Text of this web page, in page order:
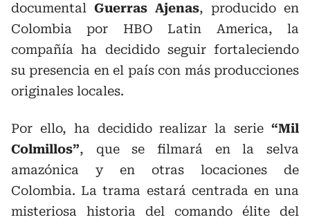
documental Guerras Ajenas, producido en
Colombia por HBO Latin America, la
compañía ha decidido seguir fortaleciendo
su presencia en el país con más producciones
originales locales.
Por ello, ha decidido realizar la serie “Mil
Colmillos”, que se filmará en la selva
amazónica y en otras locaciones de
Colombia. La trama estará centrada en una
misteriosa historia del comando élite del